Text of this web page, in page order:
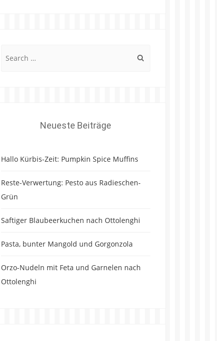
Neueste Beiträge
Hallo Kürbis-Zeit: Pumpkin Spice Muffins
Reste-Verwertung: Pesto aus Radieschen-
Grün
Saftiger Blaubeerkuchen nach Ottolenghi
Pasta, bunter Mangold und Gorgonzola
Orzo-Nudeln mit Feta und Garnelen nach
Ottolenghi